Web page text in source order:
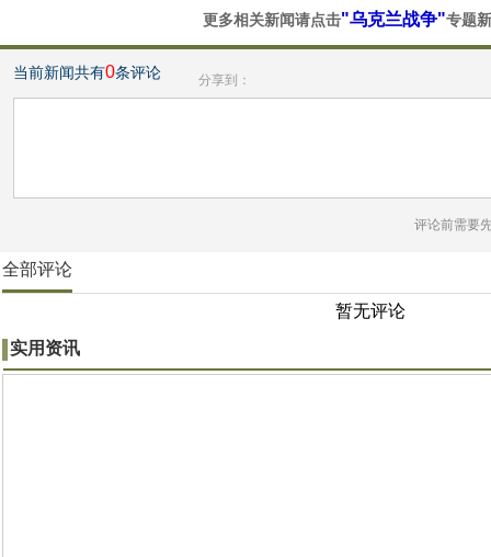
更多相关新闻请点击"乌克兰战争"专题
当前新闻共有0条评论 分享到：
评论前需要
全部评论
暂无评论
实用资讯